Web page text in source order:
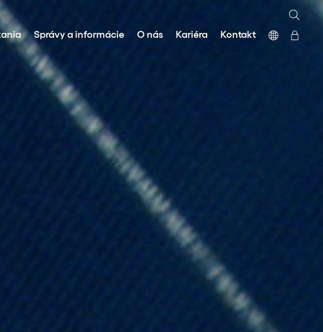
projektov
energie z obnoviteľných zdrojov
Správy a informácie O nás Kariéra Kontakt